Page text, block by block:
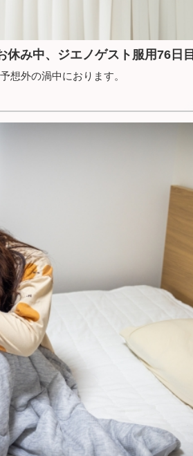
み中、ジエノゲスト服用76日目
想外の渦中におります。